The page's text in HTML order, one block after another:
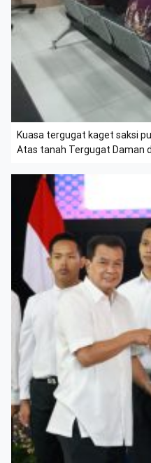
Kuasa tergugat kaget saksi
Atas tanah Tergugat Daman